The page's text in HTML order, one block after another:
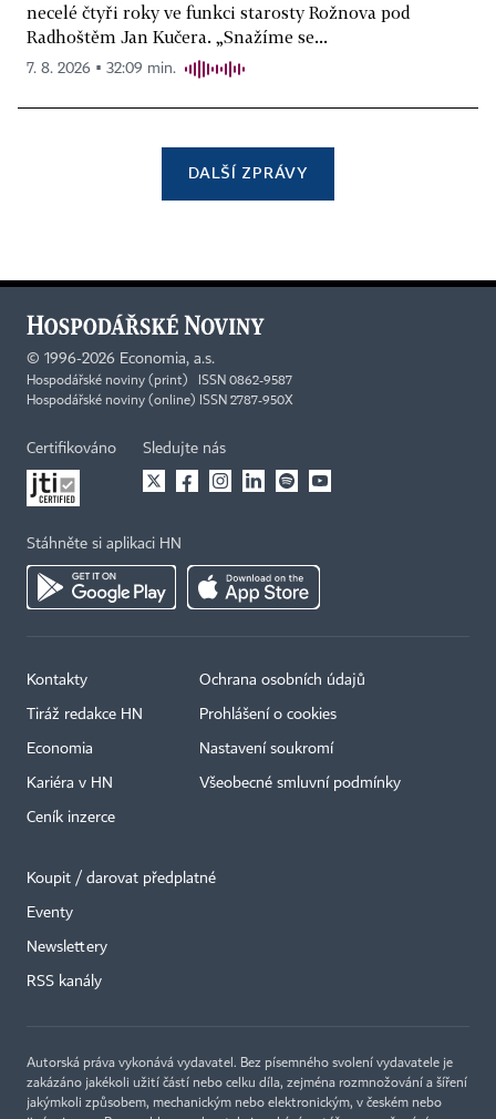
necelé čtyři roky ve funkci starosty Rožnova pod
Radhoštěm Jan Kučera. „Snažíme se...
7. 8. 2026 ▪ 32:09 min.
DALŠÍ ZPRÁVY
© 1996-2026 Economia, a.s.
Hospodářské noviny (print) ISSN 0862-9587
Hospodářské noviny (online) ISSN 2787-950X
Certifikováno Sledujte nás
Stáhněte si aplikaci HN
Kontakty
Tiráž redakce HN
Economia
Kariéra v HN
Ceník inzerce
Ochrana osobních údajů
Prohlášení o cookies
Nastavení soukromí
Všeobecné smluvní podmínky
Koupit / darovat předplatné
Eventy
Newslettery
RSS kanály
Autorská práva vykonává vydavatel. Bez písemného svolení vydavatele je
zakázáno jakékoli užití částí nebo celku díla, zejména rozmnožování a šíření
jakýmkoli způsobem, mechanickým nebo elektronickým, v českém nebo